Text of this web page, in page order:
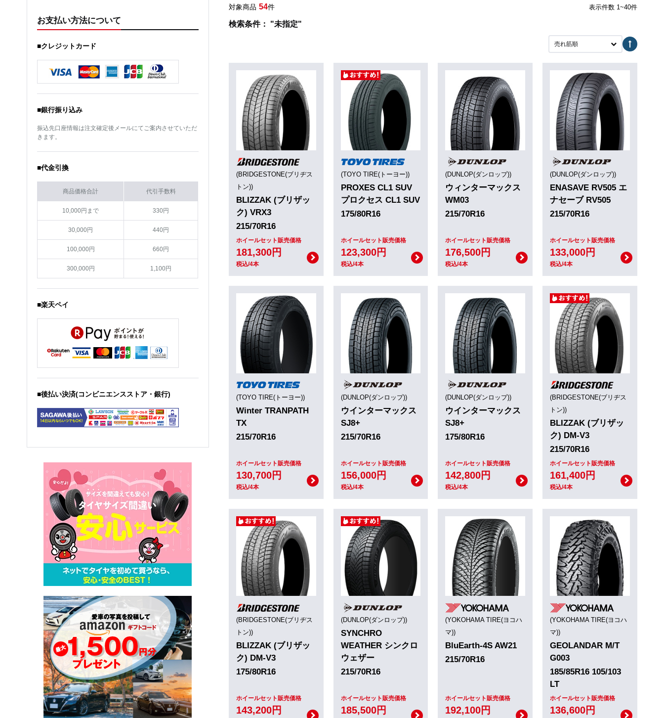
お支払い方法について
■クレジットカード
■銀行振り込み
振込先口座情報は注文確定後メールにてご案内させていただ
きます。
■代金引換
商品価格合計 代引手数料
10,000円まで 330円
30,000円 440円
100,000円 660円
300,000円 1,100円
■楽天ペイ
■後払い決済(コンビニエンスストア・銀行)
対象商品 54件 表示件数 1~40件
検索条件： "未指定"
売れ筋順
(BRIDGESTONE(ブリヂス
トン))
BLIZZAK (ブリザッ
ク) VRX3
215/70R16
ホイールセット販売価格
181,300円
税込/4本
(TOYO TIRE(トーヨー))
PROXES CL1 SUV
プロクセス CL1 SUV
175/80R16
ホイールセット販売価格
123,300円
税込/4本
(DUNLOP(ダンロップ))
ウィンターマックス
WM03
215/70R16
ホイールセット販売価格
176,500円
税込/4本
(DUNLOP(ダンロップ))
ENASAVE RV505 エ
ナセーブ RV505
215/70R16
ホイールセット販売価格
133,000円
税込/4本
(TOYO TIRE(トーヨー))
Winter TRANPATH
TX
215/70R16
ホイールセット販売価格
130,700円
税込/4本
(DUNLOP(ダンロップ))
ウインターマックス
SJ8+
215/70R16
ホイールセット販売価格
156,000円
税込/4本
(DUNLOP(ダンロップ))
ウインターマックス
SJ8+
175/80R16
ホイールセット販売価格
142,800円
税込/4本
(BRIDGESTONE(ブリヂス
トン))
BLIZZAK (ブリザッ
ク) DM-V3
215/70R16
ホイールセット販売価格
161,400円
税込/4本
(BRIDGESTONE(ブリヂス
トン))
BLIZZAK (ブリザッ
ク) DM-V3
175/80R16
ホイールセット販売価格
143,200円
(DUNLOP(ダンロップ))
SYNCHRO
WEATHER シンクロ
ウェザー
215/70R16
ホイールセット販売価格
185,500円
(YOKOHAMA TIRE(ヨコハ
マ))
BluEarth-4S AW21
215/70R16
ホイールセット販売価格
192,100円
(YOKOHAMA TIRE(ヨコハ
マ))
GEOLANDAR M/T
G003
185/85R16 105/103
LT
ホイールセット販売価格
136,600円